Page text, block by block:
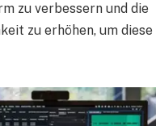
zu verbessern und die
zu erhöhen, um diese